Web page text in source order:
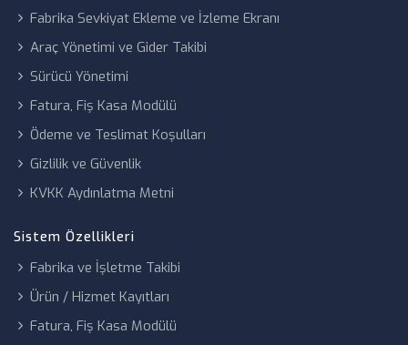
Yıllık
Yenileme
Bedeli
4.500 ₺
Fabrika Sevkiyat Ekleme ve İzleme Ekranı
Araç Yönetimi ve Gider Takibi
Sürücü Yönetimi
Fatura, Fiş Kasa Modülü
Ödeme ve Teslimat Koşulları
Gizlilik ve Güvenlik
KVKK Aydınlatma Metni
Sistem Özellikleri
Fabrika ve İşletme Takibi
Ürün / Hizmet Kayıtları
Fatura, Fiş Kasa Modülü